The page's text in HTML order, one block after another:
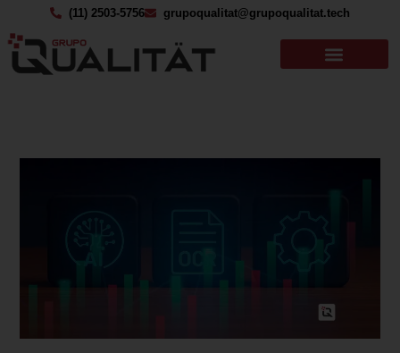
(11) 2503-5756 grupoqualitat@grupoqualitat.tech